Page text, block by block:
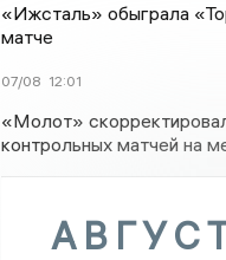
«Ижсталь» обыграла
матче
07/08 12:01
«Молот»
контрольных матчей на